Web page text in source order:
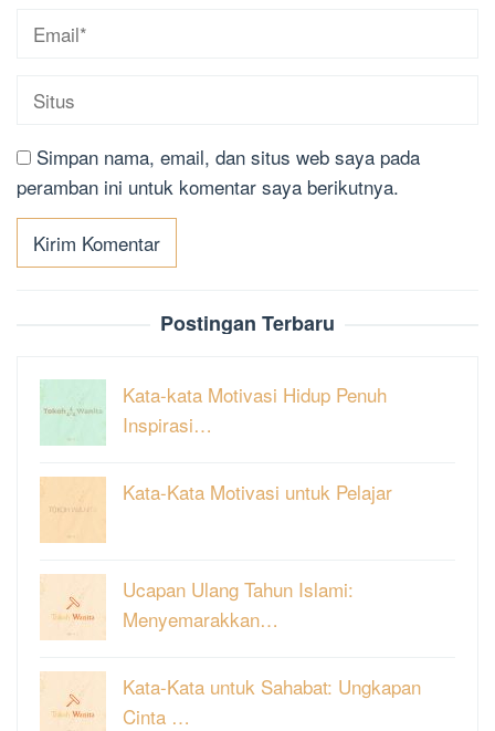
Simpan nama, email, dan situs web saya pada
peramban ini untuk komentar saya berikutnya.
Postingan Terbaru
Kata-kata Motivasi Hidup Penuh
Inspirasi…
Kata-Kata Motivasi untuk Pelajar
Ucapan Ulang Tahun Islami:
Menyemarakkan…
Kata-Kata untuk Sahabat: Ungkapan
Cinta …